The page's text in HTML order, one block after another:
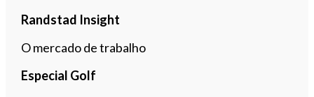
Randstad Insight
O mercado de trabalho
Especial Golf